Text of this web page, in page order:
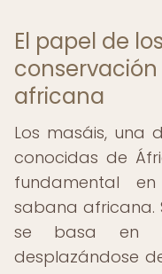
El papel de
africana
Los masáis, una
conocidas de
fundamental
sabana africana.
se basa en
desplazándose